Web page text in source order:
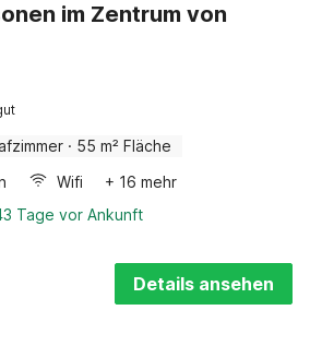
im Zentrum von
· 55 m² Fläche
Wifi
+ 16 mehr
Tage vor Ankunft
Details ansehen